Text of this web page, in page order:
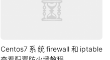
Centos7系统firewall和iptable